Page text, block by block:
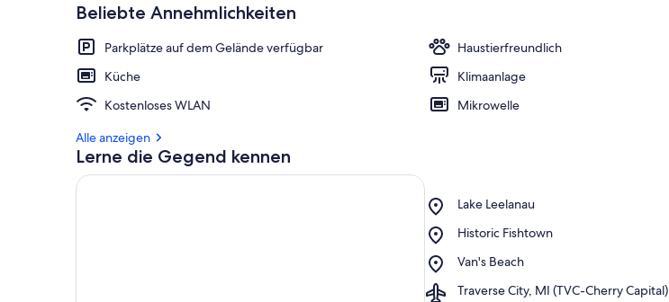
Beliebte Annehmlichkeiten
Parkplätze auf dem Gelände verfügbar
Haustierfreundlich
Küche
Klimaanlage
Kostenloses WLAN
Mikrowelle
Alle anzeigen
Lerne die Gegend kennen
Lake Leelanau
Place,
Leelanau
Historic Fishtown
Place,
Fishtown
Van's Beach
Place,
Beach
Traverse City, MI (TVC-Cherry Capital)
Airport,